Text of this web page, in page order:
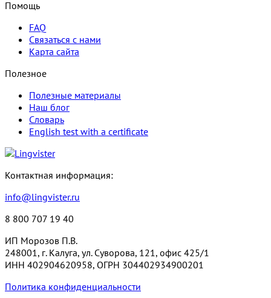
Помощь
FAQ
Связаться с нами
Карта сайта
Полезное
Полезные материалы
Наш блог
Словарь
English test with a certificate
Контактная информация:
info@lingvister.ru
8 800 707 19 40
ИП Морозов П.В.
248001, г. Калуга, ул. Суворова, 121, офис 425/1
ИНН 402904620958, ОГРН 304402934900201
Политика конфиденциальности